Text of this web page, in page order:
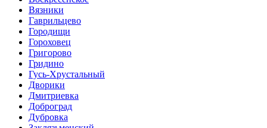
Вязники
Гаврильцево
Городищи
Гороховец
Григорово
Гридино
Гусь-Хрустальный
Дворики
Дмитриевка
Доброград
Дубровка